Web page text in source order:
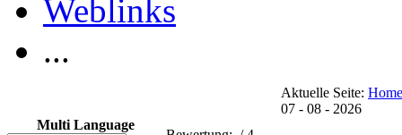
Weblinks
...
Aktuelle Seite: Home
07 - 08 - 2026
Multi Language